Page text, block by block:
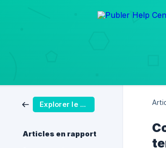
Explorer le contenu
Articles en rapport